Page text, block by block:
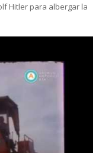
Hitler para albergar la